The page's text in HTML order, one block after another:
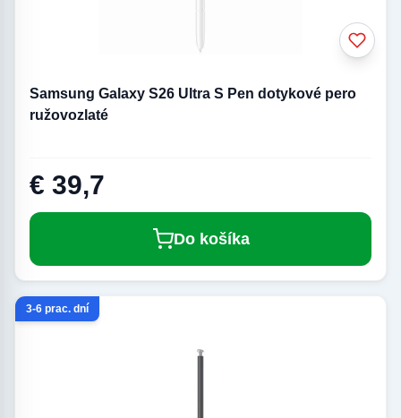
Samsung Galaxy S26 Ultra S Pen dotykové pero
ružovozlaté
€ 39,7
Do košíka
3-6 prac. dní